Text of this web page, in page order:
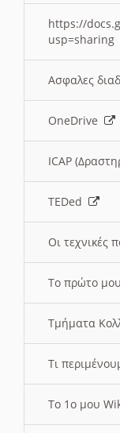
https://
usp=sharing
Ασφαλες
OneDrive
ICAP
TEDed
Οι τεχνικές
Το πρώτο
Τμήματα
Τι
Το 1ο μου